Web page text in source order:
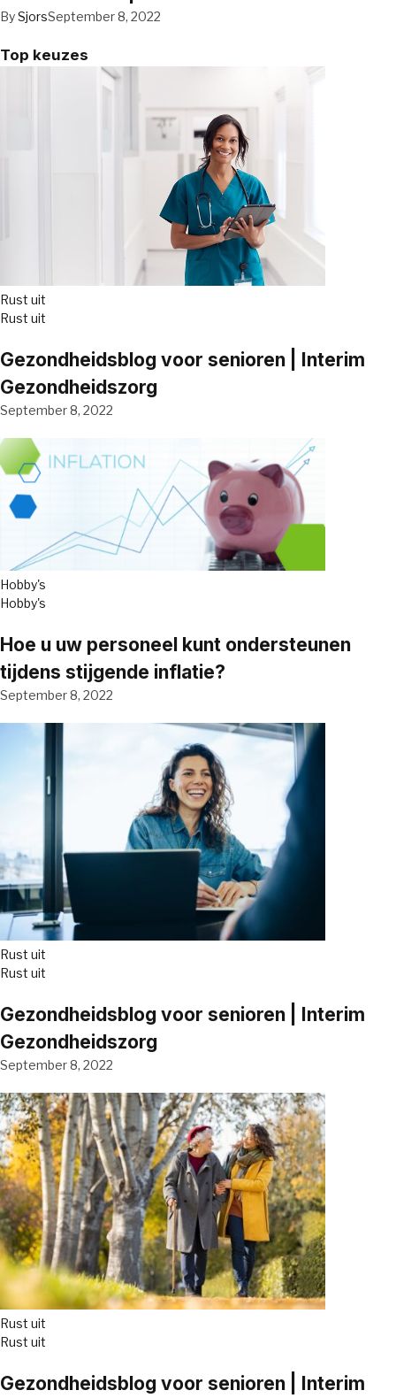
BySjorsSeptember 8, 2022
Top keuzes
Rust uit
Rust uit
Gezondheidsblog voor senioren | Interim
Gezondheidszorg
September 8, 2022
Hobby's
Hobby's
Hoe u uw personeel kunt ondersteunen
tijdens stijgende inflatie?
September 8, 2022
Rust uit
Rust uit
Gezondheidsblog voor senioren | Interim
Gezondheidszorg
September 8, 2022
Rust uit
Rust uit
Gezondheidsblog voor senioren | Interim